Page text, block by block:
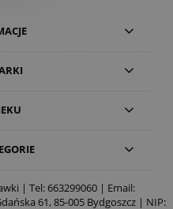
| Tel:663299060 | Email:
61, 85-005 Bydgoszcz | NIP: